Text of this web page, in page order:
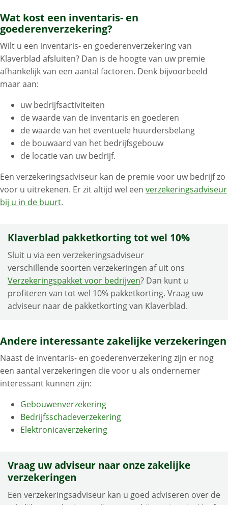
Wat kost een inventaris- en
goederenverzekering?
Wilt u een inventaris- en goederenverzekering van
Klaverblad afsluiten? Dan is de hoogte van uw premie
afhankelijk van een aantal factoren. Denk bijvoorbeeld
maar aan:
uw bedrijfsactiviteiten
de waarde van de inventaris en goederen
de waarde van het eventuele huurdersbelang
de bouwaard van het bedrijfsgebouw
de locatie van uw bedrijf.
Een verzekeringsadviseur kan de premie voor uw bedrijf zo
voor u uitrekenen. Er zit altijd wel een verzekeringsadviseur
bij u in de buurt.
Klaverblad pakketkorting tot wel 10%
Sluit u via een verzekeringsadviseur
verschillende soorten verzekeringen af uit ons
Verzekeringspakket voor bedrijven? Dan kunt u
profiteren van tot wel 10% pakketkorting. Vraag uw
adviseur naar de pakketkorting van Klaverblad.
Andere interessante zakelijke verzekeringen
Naast de inventaris- en goederenverzekering zijn er nog
een aantal verzekeringen die voor u als ondernemer
interessant kunnen zijn:
Gebouwenverzekering
Bedrijfsschadeverzekering
Elektronicaverzekering
Vraag uw adviseur naar onze zakelijke
verzekeringen
Een verzekeringsadviseur kan u goed adviseren over de